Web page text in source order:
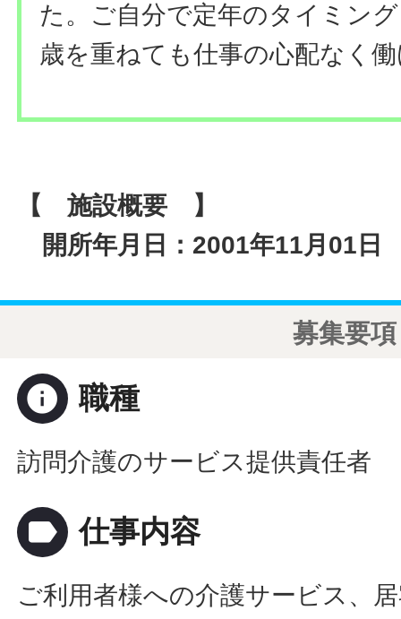
た。ご自分で定年のタイミン
歳を重ねても仕事の心配なく
【 施設概要 】
開所年月日：2001年11月01日
募集要項
info 職種
訪問介護のサービス提供責任者
label 仕事内容
ご利用者様への介護サービス、